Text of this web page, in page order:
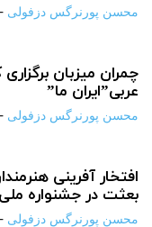
محسن پورنرگس دزفولی -
چمران میزبان
عربی”‌ایران ما”
محسن پورنرگس دزفولی -
افتخار آفرینی
بعثت در جشنواره
محسن پورنرگس دزفولی -